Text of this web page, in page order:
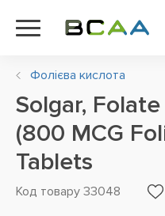
Фолієва кислота
Solgar, Folate
(800 MCG
Tablets
Код товару 33048